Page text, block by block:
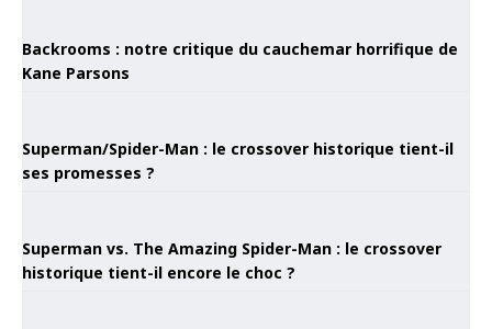
Backrooms : notre critique du cauchemar horrifique de
Kane Parsons
Superman/Spider-Man : le crossover historique tient-il
ses promesses ?
Superman vs. The Amazing Spider-Man : le crossover
historique tient-il encore le choc ?